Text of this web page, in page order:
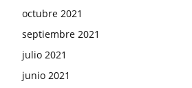
octubre 2021
septiembre 2021
julio 2021
junio 2021